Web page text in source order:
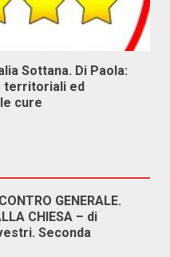
Sottana. Di Paola:
territoriali ed
cure
GENERALE.
CHIESA – di
Seconda